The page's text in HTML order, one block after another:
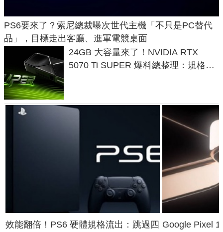
PS6要來了？索尼總裁曝次世代主機「不只是PC替代
品」，目標走出客廳、進軍電競桌面
24GB 大容量來了！NVIDIA RTX
5070 Ti SUPER 爆料總整理：規格、
效能翻倍！PS6 硬體規格流出：跳過四 Google Pixel